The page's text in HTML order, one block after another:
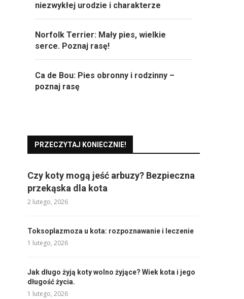
niezwykłej urodzie i charakterze
Norfolk Terrier: Mały pies, wielkie
serce. Poznaj rasę!
Ca de Bou: Pies obronny i rodzinny –
poznaj rasę
PRZECZYTAJ KONIECZNIE!
Czy koty mogą jeść arbuzy? Bezpieczna
przekąska dla kota
2 lutego, 2026
Toksoplazmoza u kota: rozpoznawanie i leczenie
1 lutego, 2026
Jak długo żyją koty wolno żyjące? Wiek kota i jego
długość życia.
1 lutego, 2026